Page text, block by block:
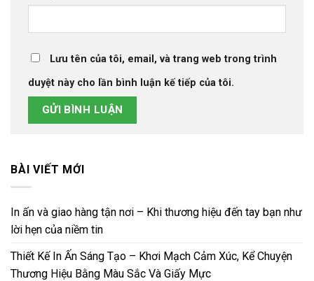
Lưu tên của tôi, email, và trang web trong trình
duyệt này cho lần bình luận kế tiếp của tôi.
BÀI VIẾT MỚI
In ấn và giao hàng tận nơi – Khi thương hiệu đến tay bạn như
lời hẹn của niềm tin
Thiết Kế In Ấn Sáng Tạo – Khơi Mạch Cảm Xúc, Kể Chuyện
Thương Hiệu Bằng Màu Sắc Và Giấy Mực